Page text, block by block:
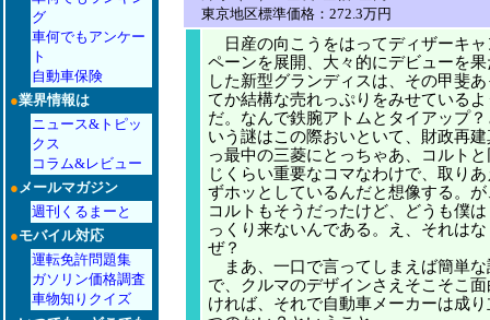
グ
車何でもアンケー
ト
自動車保険
●業界情報は
ニュース&トピッ
クス
コラム&レビュー
●メールマガジン
週刊くるまーと
●モバイル対応
運転免許問題集
ガソリン価格調査
車物知りクイズ
東京地区標準価格：272.3万円
日産の向こうをはってディザーキャ
ペーンを展開、大々的にデビューを果
した新型グランディスは、その甲斐あ
てか結構な売れっぷりをみせているよ
だ。なんで鉄腕アトムとタイアップ？
いう謎はこの際おいといて、財政再建
っ最中の三菱にとっちゃあ、コルトと
じくらい重要なコマなわけで、取りあ
ずホッとしているんだと想像する。が
コルトもそうだったけど、どうも僕は
っくり来ないんである。え、それはな
ぜ？
まあ、一口で言ってしまえば簡単な
で、クルマのデザインさえそこそこ面
ければ、それで自動車メーカーは成り